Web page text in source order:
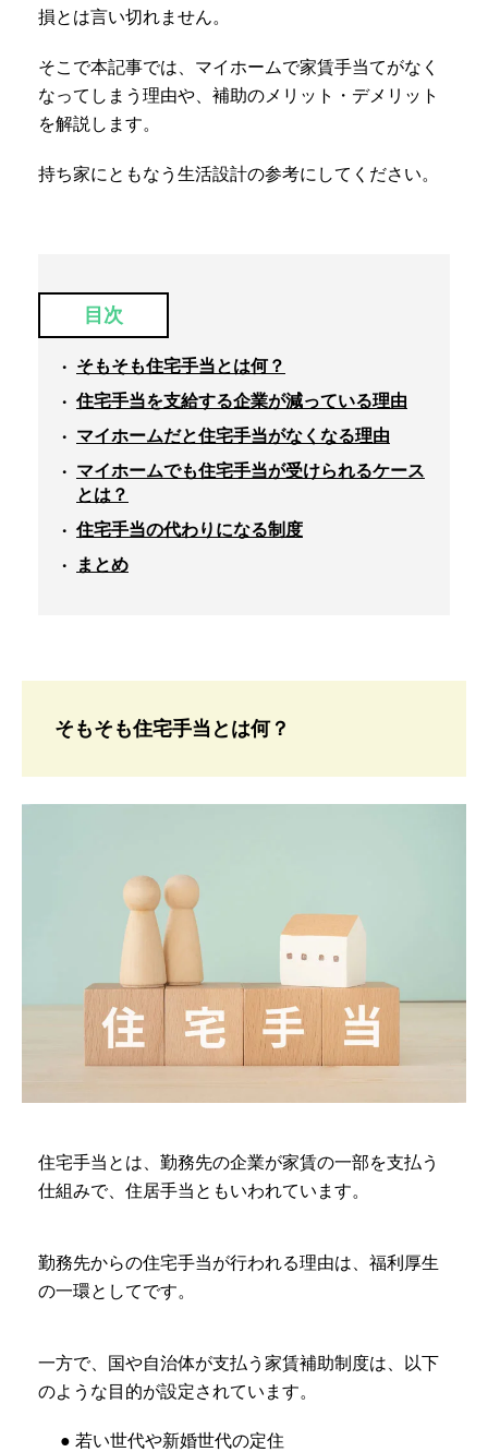
損とは言い切れません。
そこで本記事では、マイホームで家賃手当てがなく
なってしまう理由や、補助のメリット・デメリット
を解説します。
持ち家にともなう生活設計の参考にしてください。
目次
そもそも住宅手当とは何？
住宅手当を支給する企業が減っている理由
マイホームだと住宅手当がなくなる理由
マイホームでも住宅手当が受けられるケース
とは？
住宅手当の代わりになる制度
まとめ
そもそも住宅手当とは何？
住宅手当とは、勤務先の企業が家賃の一部を支払う
仕組みで、住居手当ともいわれています。
勤務先からの住宅手当が行われる理由は、福利厚生
の一環としてです。
一方で、国や自治体が支払う家賃補助制度は、以下
のような目的が設定されています。
● 若い世代や新婚世代の定住